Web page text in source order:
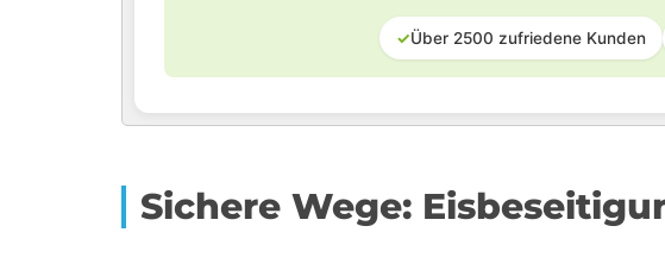
✓Über 2500 zufriedene Kunden
Sichere Wege: